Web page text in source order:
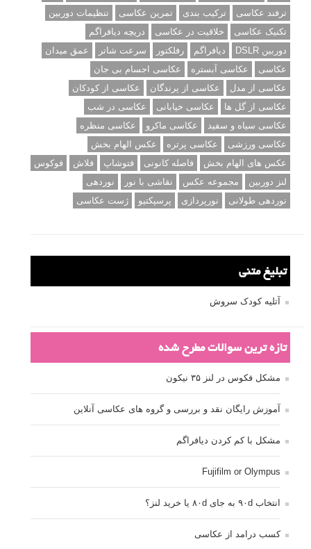
ترفند عکاسی
ترکیب بندی تمرین عکاسی
تنظیمات دوربین
تکنیک عکاسی
خلاقیت در عکاسی
دریچه دیافراگم
دوربین DSLR
دیافراگم رفلکتور سرعت شاتر
عمق میدان
عکاسی
عکاسی آبستره
عکاسی اجسام بی جان
عکاسی از مدل
عکاسی از پرندگان
عکاسی از کودکان
عکاسی از گل ها
عکاسی خیابانی
عکاسی در شب
عکاسی سیاه و سفید
عکاسی ماکرو
عکاسی منظره
عکاسی ورزشی
عکاسی پرتره
عکس الهام بخش
عکس های الهام بخش
فاصله کانونی فتوشاپ فلاش
فوکوس
لنز دوربین
مجموعه عکس نقاشی با نور
نوردهی
نوردهی طولانی
نورپردازی پرسپکتیو ژست عکاسی
تبلیغ متنی
آتلیه کودک سروش
تازه ترین سوالات مطرح شده
مشکل فکوس در لنز ۳۵ نیکون
آموزش رایگان نقد و بررسی و گروه های عکاسی آنلاین
مشکل با کم کردن دیافراگم
Fujifilm or Olympus
انتخاب ۹۰d به جای ۸۰d یا خرید لنز؟
کسب درامد از عکاسی